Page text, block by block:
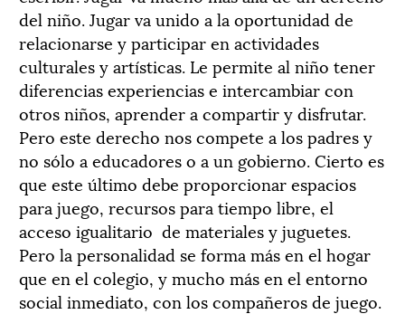
del niño. Jugar va unido a la oportunidad de
relacionarse y participar en actividades
culturales y artísticas. Le permite al niño tener
diferencias experiencias e intercambiar con
otros niños, aprender a compartir y disfrutar.
Pero este derecho nos compete a los padres y
no sólo a educadores o a un gobierno. Cierto es
que este último debe proporcionar espacios
para juego, recursos para tiempo libre, el
acceso igualitario de materiales y juguetes.
Pero la personalidad se forma más en el hogar
que en el colegio, y mucho más en el entorno
social inmediato, con los compañeros de juego.